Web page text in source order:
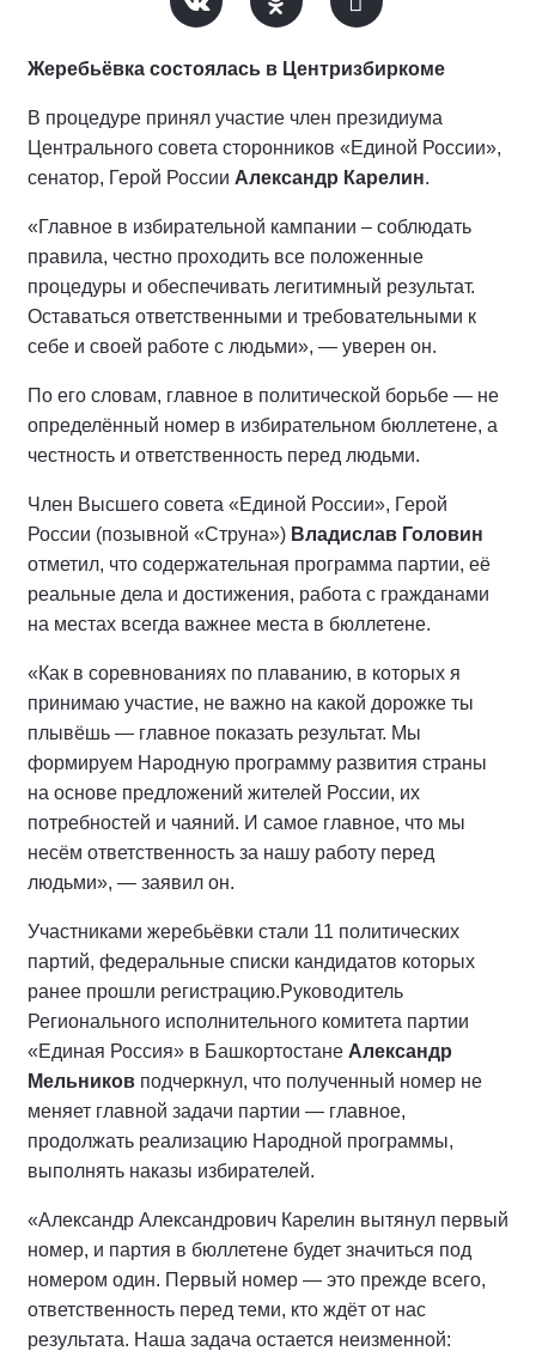
Жеребьёвка состоялась в Центризбиркоме
В процедуре принял участие член президиума
Центрального совета сторонников «Единой России»,
сенатор, Герой России Александр Карелин.
«Главное в избирательной кампании – соблюдать
правила, честно проходить все положенные
процедуры и обеспечивать легитимный результат.
Оставаться ответственными и требовательными к
себе и своей работе с людьми», — уверен он.
По его словам, главное в политической борьбе — не
определённый номер в избирательном бюллетене, а
честность и ответственность перед людьми.
Член Высшего совета «Единой России», Герой
России (позывной «Струна») Владислав Головин
отметил, что содержательная программа партии, её
реальные дела и достижения, работа с гражданами
на местах всегда важнее места в бюллетене.
«Как в соревнованиях по плаванию, в которых я
принимаю участие, не важно на какой дорожке ты
плывёшь — главное показать результат. Мы
формируем Народную программу развития страны
на основе предложений жителей России, их
потребностей и чаяний. И самое главное, что мы
несём ответственность за нашу работу перед
людьми», — заявил он.
Участниками жеребьёвки стали 11 политических
партий, федеральные списки кандидатов которых
ранее прошли регистрацию.Руководитель
Регионального исполнительного комитета партии
«Единая Россия» в Башкортостане Александр
Мельников подчеркнул, что полученный номер не
меняет главной задачи партии — главное,
продолжать реализацию Народной программы,
выполнять наказы избирателей.
«Александр Александрович Карелин вытянул первый
номер, и партия в бюллетене будет значиться под
номером один. Первый номер — это прежде всего,
ответственность перед теми, кто ждёт от нас
результата. Наша задача остается неизменной: